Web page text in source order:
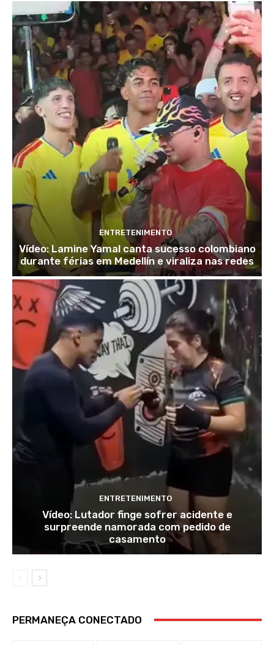
ENTRETENIMENTO
Vídeo: Lamine Yamal canta sucesso colombiano
durante férias em Medellín e viraliza nas redes
ENTRETENIMENTO
Vídeo: Lutador finge sofrer acidente e
surpreende namorada com pedido de
casamento
PERMANEÇA CONECTADO